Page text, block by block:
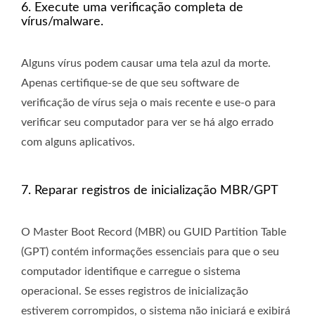
6. Execute uma verificação completa de
vírus/malware.
Alguns vírus podem causar uma tela azul da morte.
Apenas certifique-se de que seu software de
verificação de vírus seja o mais recente e use-o para
verificar seu computador para ver se há algo errado
com alguns aplicativos.
7. Reparar registros de inicialização MBR/GPT
O Master Boot Record (MBR) ou GUID Partition Table
(GPT) contém informações essenciais para que o seu
computador identifique e carregue o sistema
operacional. Se esses registros de inicialização
estiverem corrompidos, o sistema não iniciará e exibirá